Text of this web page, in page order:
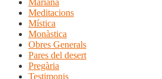
Mariana
Meditacions
Mística
Monàstica
Obres Generals
Pares del desert
Pregària
Testimonis